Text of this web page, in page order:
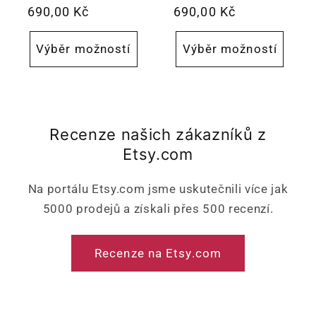
Běžná
cena
690,00 Kč
Výběr možností
Běžná
cena
690,00 Kč
Výběr možností
Recenze našich zákazníků z
Etsy.com
Na portálu Etsy.com jsme uskutečnili více jak
5000 prodejů a získali přes 500 recenzí.
Recenze na Etsy.com